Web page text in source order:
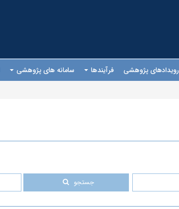
رویدادهای پژوهشی فرآیندها سامانه های پژوهشی
جستجو